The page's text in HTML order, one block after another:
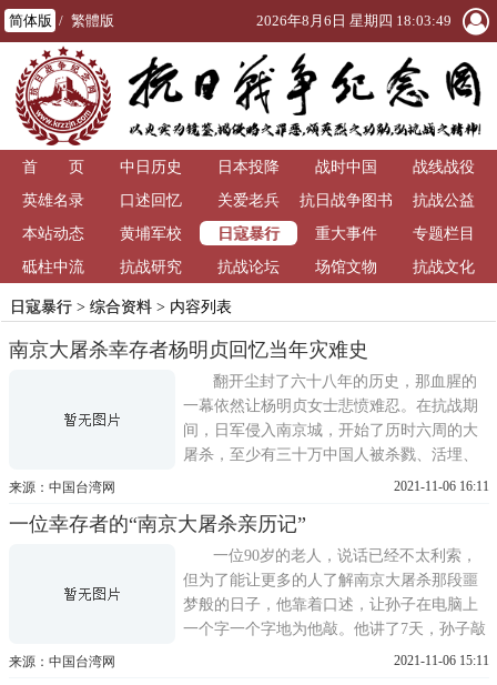
简体版 / 繁體版 2026年8月6日 星期四 18:03:49
首 页 中日历史 日本投降 战时中国
战线战役
英雄名录
口述回忆 关爱老兵
抗日战争图书
馆
抗战公益
本站动态
黄埔军校 日寇暴行 重大事件
专题栏目
砥柱中流
抗战研究 抗战论坛 场馆文物 抗战文化
日寇暴行> 综合资料> 内容列表
南京大屠杀幸存者杨明贞回忆当年灾难史
翻开尘封了六十八年的历史，那血腥的
一幕依然让杨明贞女士悲愤难忍。在抗战期
间，日军侵入南京城，开始了历时六周的大
屠杀，至少有三十万中国人被杀戮、活埋、
强暴妇女，给她身心留下了至今无法愈合的
晰，语言流畅。一回忆起当年那段可怕的灾
难史，老人泣不成声地告诉我们，一九三七
年十二月十三日，日军侵
来源：中国台湾网 2021-11-06 16:11
一位幸存者的“南京大屠杀亲历记”
一位90岁的老人，说话已经不太利索，
但为了能让更多的人了解南京大屠杀那段噩
梦般的日子，他靠着口述，让孙子在电脑上
一个字一个字地为他敲。他讲了7天，孙子敲
了7天。日前，一封名为南京大屠杀亲历记的
来源：中国台湾网 2021-11-06 15:11